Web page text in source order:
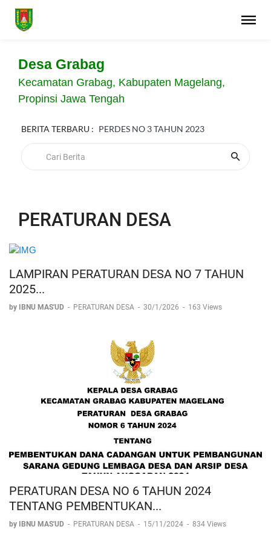
Desa Grabag
Kecamatan Grabag, Kabupaten Magelang,
Propinsi Jawa Tengah
BERITA TERBARU : PERDES NO 3 TAHUN 2023
PERATURAN DESA
LAMPIRAN PERATURAN DESA NO 7 TAHUN
2025...
by IBNU MAS'UD - PERATURAN DESA - 30/1/2026 - 163 Views
PERATURAN DESA NO 6 TAHUN 2024
TENTANG PEMBENTUKAN...
by IBNU MAS'UD - PERATURAN DESA - 15/11/2024 - 834 Views